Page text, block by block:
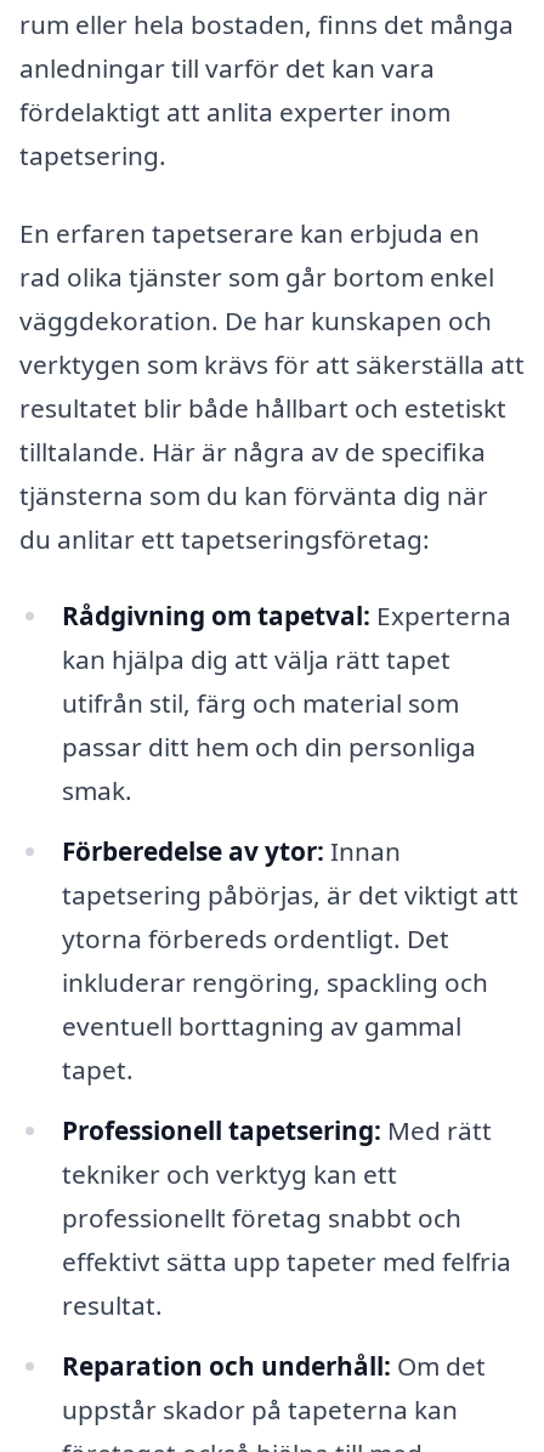
rum eller hela bostaden, finns det många
anledningar till varför det kan vara
fördelaktigt att anlita experter inom
tapetsering.
En erfaren tapetserare kan erbjuda en
rad olika tjänster som går bortom enkel
väggdekoration. De har kunskapen och
verktygen som krävs för att säkerställa att
resultatet blir både hållbart och estetiskt
tilltalande. Här är några av de specifika
tjänsterna som du kan förvänta dig när
du anlitar ett tapetseringsföretag:
Rådgivning om tapetval: Experterna
kan hjälpa dig att välja rätt tapet
utifrån stil, färg och material som
passar ditt hem och din personliga
smak.
Förberedelse av ytor: Innan
tapetsering påbörjas, är det viktigt att
ytorna förbereds ordentligt. Det
inkluderar rengöring, spackling och
eventuell borttagning av gammal
tapet.
Professionell tapetsering: Med rätt
tekniker och verktyg kan ett
professionellt företag snabbt och
effektivt sätta upp tapeter med felfria
resultat.
Reparation och underhåll: Om det
uppstår skador på tapeterna kan